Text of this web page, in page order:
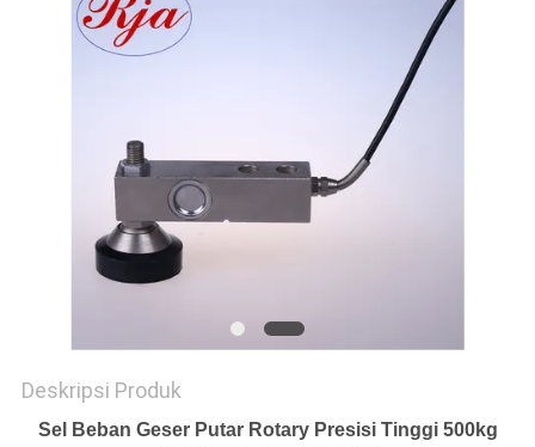
KEBIJAKAN
PRIVASI
Deskripsi Produk
Sel Beban Geser Putar Rotary Presisi Tinggi 500kg